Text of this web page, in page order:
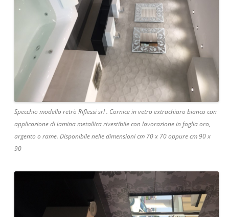
Specchio modello retrò Riflessi srl . Cornice in vetro extrachiaro bianco con
applicazione di lamina metallica rivestibile con lavorazione in foglia oro,
argento o rame. Disponibile nelle dimensioni cm 70 x 70 oppure cm 90 x
90